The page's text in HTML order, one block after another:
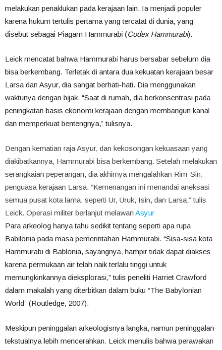
melakukan penaklukan pada kerajaan lain. Ia menjadi populer
karena hukum tertulis pertama yang tercatat di dunia, yang
disebut sebagai Piagam Hammurabi (Codex Hammurabi).
Leick mencatat bahwa Hammurabi harus bersabar sebelum dia
bisa berkembang. Terletak di antara dua kekuatan kerajaan besar
Larsa dan Asyur, dia sangat berhati-hati. Dia menggunakan
waktunya dengan bijak. “Saat di rumah, dia berkonsentrasi pada
peningkatan basis ekonomi kerajaan dengan membangun kanal
dan memperkuat bentengnya,” tulisnya.
Dengan kematian raja Asyur, dan kekosongan kekuasaan yang
diakibatkannya, Hammurabi bisa berkembang. Setelah melakukan
serangkaian peperangan, dia akhirnya mengalahkan Rim-Sin,
penguasa kerajaan Larsa. “Kemenangan ini menandai aneksasi
semua pusat kota lama, seperti Ur, Uruk, Isin, dan Larsa,” tulis
Leick. Operasi militer berlanjut melawan Asyur
Para arkeolog hanya tahu sedikit tentang seperti apa rupa
Babilonia pada masa pemerintahan Hammurabi. “Sisa-sisa kota
Hammurabi di Bablonia, sayangnya, hampir tidak dapat diakses
karena permukaan air telah naik terlalu tinggi untuk
memungkinkannya dieksplorasi,” tulis peneliti Harriet Crawford
dalam makalah yang diterbitkan dalam buku “The Babylonian
World” (Routledge, 2007).
Meskipun peninggalan arkeologisnya langka, namun peninggalan
tekstualnya lebih mencerahkan. Leick menulis bahwa perawakan